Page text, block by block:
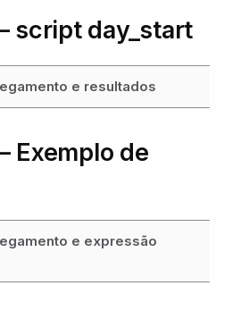
script day_start
e resultados
Exemplo de
e expressão